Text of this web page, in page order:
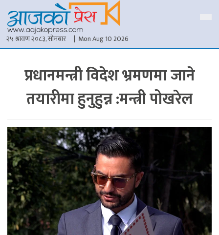
२५ श्रावण २०८३, सोमबार | Mon Aug 10 2026
प्रधानमन्त्री विदेश भ्रमणमा जाने
तयारीमा हुनुहुन्न :मन्त्री पोखरेल